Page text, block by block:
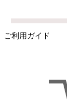
ご利用ガイド